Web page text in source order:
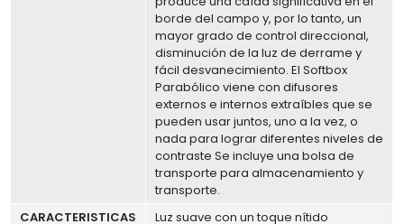
borde del campo y, por lo tanto, un
mayor grado de control direccional,
disminución de la luz de derrame y
fácil desvanecimiento. El Softbox
Parabólico viene con difusores
externos e internos extraíbles que se
pueden usar juntos, uno a la vez, o
nada para lograr diferentes niveles de
contraste Se incluye una bolsa de
transporte para almacenamiento y
transporte.
CARACTERISTICAS
Luz suave con un toque nítido